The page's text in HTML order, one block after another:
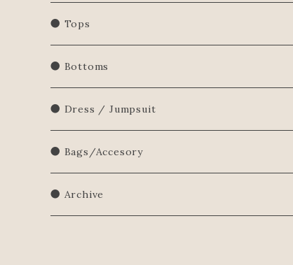
● Tops
Shirts/Blouse
Sweatershirt
Sweater
● Bottoms
● Dress / Jumpsuit
● Bags/Accesory
● Archive